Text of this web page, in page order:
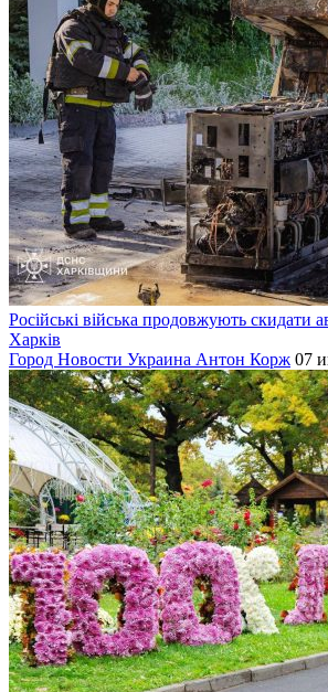
Російські війська продовжують скидати
Харків
Город Новости Украина Антон Корж 07